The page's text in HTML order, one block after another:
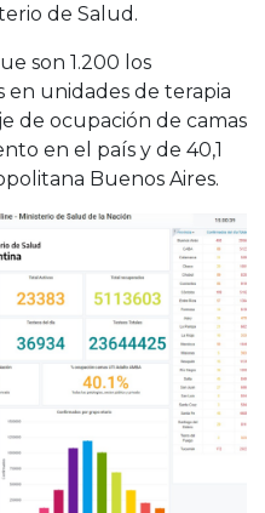
de Salud.
son 1.200 los
unidades de terapia
de ocupación de camas
en el país y de 40,1
Buenos Aires.